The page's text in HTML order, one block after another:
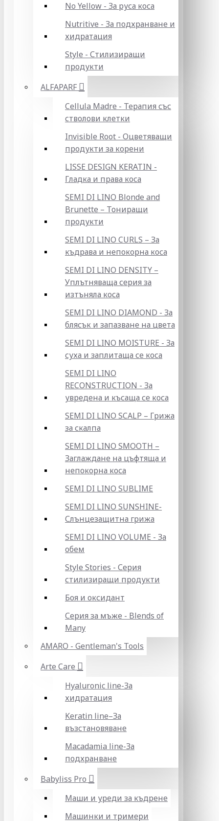
No Yellow - За руса коса
Nutritive - За подхранване и
хидратация
Style - Стилизиращи
продукти
ALFAPARF
Cellula Madre - Терапия със
стволови клетки
Invisible Root - Оцветяващи
продукти за корени
LISSE DESIGN KERATIN -
Гладка и права коса
SEMI DI LINO Blonde and
Brunette – Тониращи
продукти
SEMI DI LINO CURLS – За
къдрава и непокорна коса
SEMI DI LINO DENSITY –
Уплътняваща серия за
изтъняла коса
SEMI DI LINO DIAMOND - За
блясък и запазване на цвета
SEMI DI LINO MOISTURE - За
суха и заплитаща се коса
SEMI DI LINO
RECONSTRUCTION - За
увредена и късаща се коса
SEMI DI LINO SCALP – Грижа
за скалпа
SEMI DI LINO SMOOTH –
Заглаждане на цъфтяща и
непокорна коса
SEMI DI LINO SUBLIME
SEMI DI LINO SUNSHINE-
Слънцезащитна грижа
SEMI DI LINO VOLUME - За
обем
Style Stories - Серия
стилизиращи продукти
Боя и оксидант
Серия за мъже - Blends of
Many
AMARO - Gentleman's Tools
Arte Care
Hyaluronic line-За
хидратация
Keratin line–За
възстановяване
Macadamia line-За
подхранване
Babyliss Pro
Маши и уреди за къдрене
Машинки и тримери